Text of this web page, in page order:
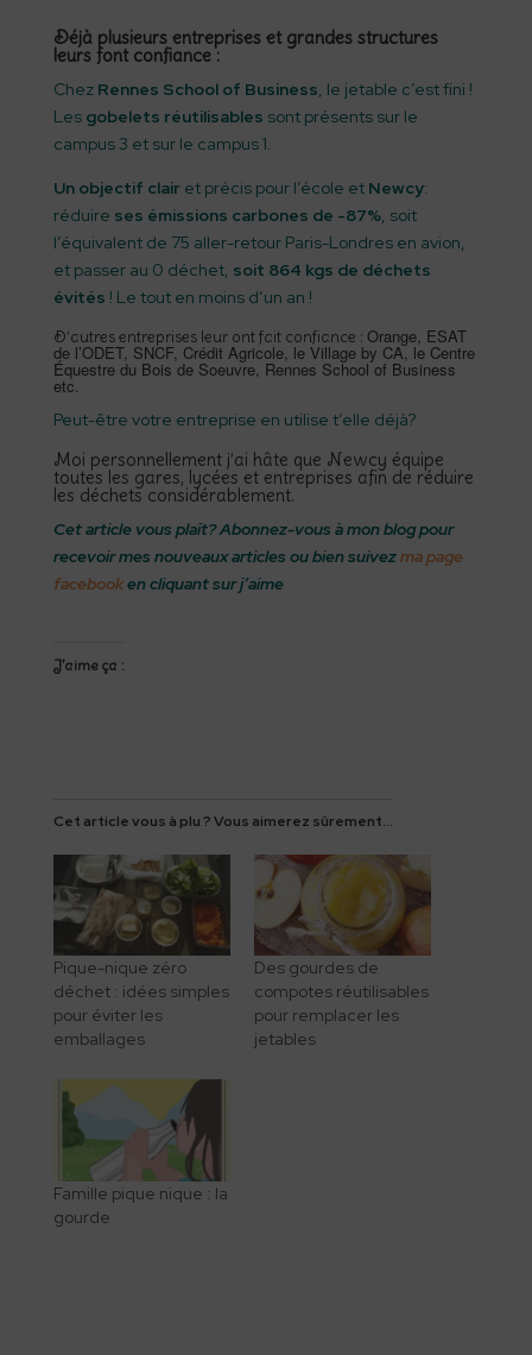
Déjà plusieurs entreprises et grandes structures
leurs font confiance :
Chez Rennes School of Business, le jetable c’est fini !
Les gobelets réutilisables sont présents sur le
campus 3 et sur le campus 1.
Un objectif clairet précis pour l’école et Newcy:
réduire ses émissions carbones de -87%, soit
l’équivalent de 75 aller-retour Paris-Londres en avion,
et passer au 0 déchet, soit 864 kgs de déchets
évités ! Le tout en moins d’un an !
D’autres entreprises leur ont fait confiance : Orange, ESAT
de l’ODET, SNCF, Crédit Agricole, le Village by CA, le Centre
Équestre du Bois de Soeuvre, Rennes School of Business
etc.
Peut-être votre entreprise en utilise t’elle déjà?
Moi personnellement j’ai hâte que Newcy équipe
toutes les gares, lycées et entreprises afin de réduire
les déchets considérablement.
Cet article vous plaît? Abonnez-vous à mon blog pour
recevoir mes nouveaux articles ou bien suivezma page
facebooken cliquant sur j’aime
J’aime ça :
Cet article vous à plu ? Vous aimerez sûrement...
Pique-nique zéro
déchet : idées simples
pour éviter les
emballages
Des gourdes de
compotes réutilisables
pour remplacer les
jetables
Famille pique nique : la
gourde